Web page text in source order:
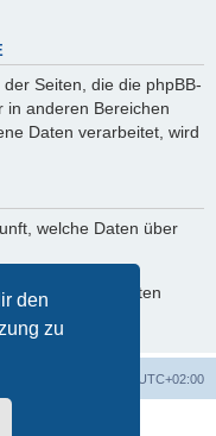
den
zu
Seiten, die die phpBB-
in anderen Bereichen
Daten verarbeitet, wird
welche Daten über
deiner Daten
UTC+02:00
© phpBB Limited